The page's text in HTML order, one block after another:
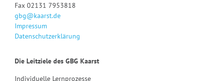
Fax 02131 7953818
gbg@kaarst.de
Impressum
Datenschutzerklärung
Die Leitziele des GBG Kaarst
Individuelle Lernprozesse